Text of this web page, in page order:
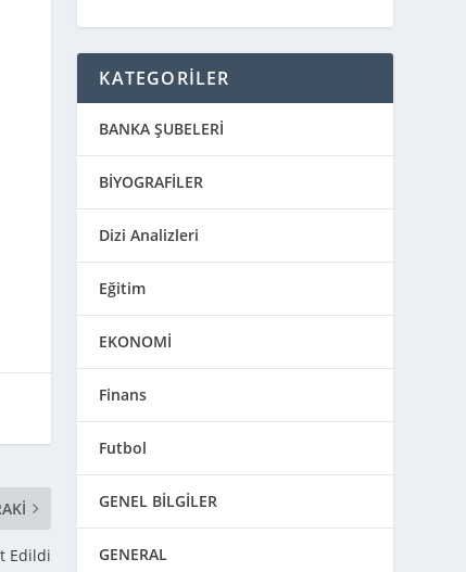
Edildi
KATEGORİLER
BANKA ŞUBELERİ
BİYOGRAFİLER
Dizi Analizleri
Eğitim
EKONOMİ
Finans
Futbol
GENEL BİLGİLER
GENERAL